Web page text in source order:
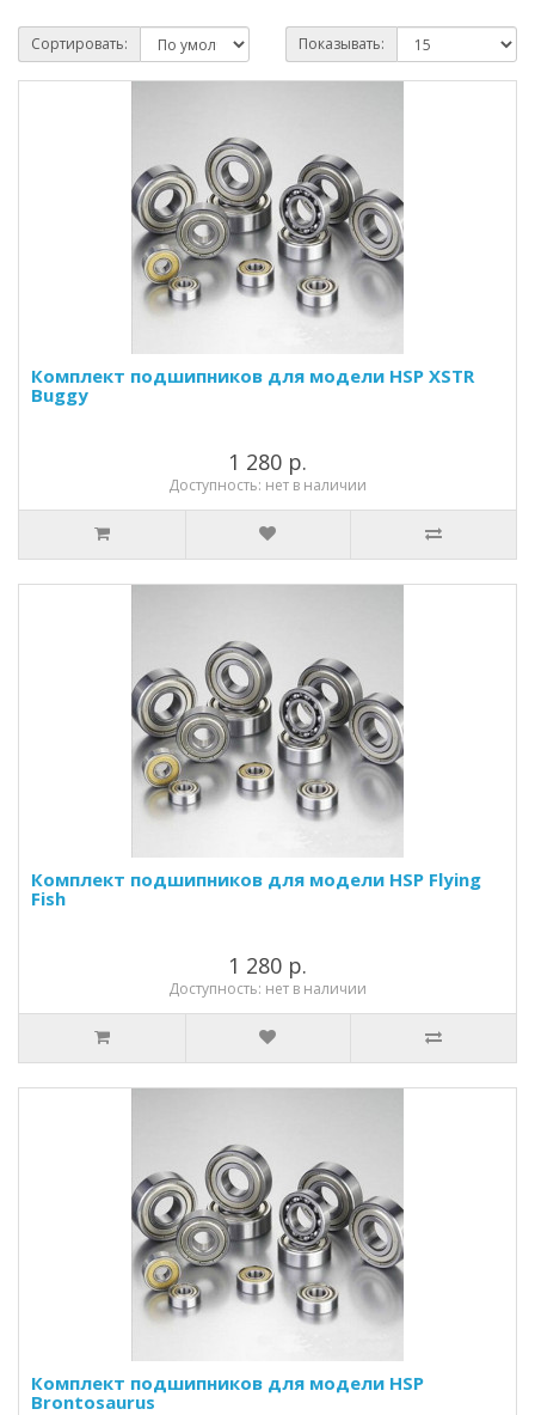
Сортировать: Показывать:
Комплект подшипников для модели HSP XSTR
Buggy
1 280 р.
Доступность: нет в наличии
Комплект подшипников для модели HSP Flying
Fish
1 280 р.
Доступность: нет в наличии
Комплект подшипников для модели HSP
Brontosaurus